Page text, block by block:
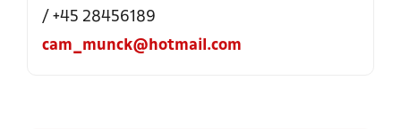
/ +45 28456189
cam_munck@hotmail.com